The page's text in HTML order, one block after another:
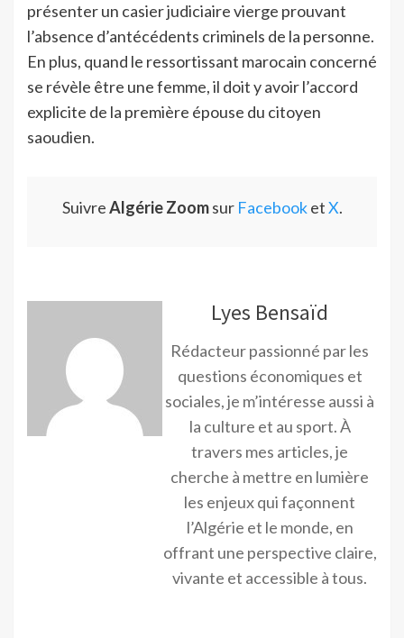
présenter un casier judiciaire vierge prouvant
l’absence d’antécédents criminels de la personne.
En plus, quand le ressortissant marocain concerné
se révèle être une femme, il doit y avoir l’accord
explicite de la première épouse du citoyen
saoudien.
SuivreAlgérie Zoomsur FacebooketX.
Lyes Bensaïd
Rédacteur passionné par les
questions économiques et
sociales, je m’intéresse aussi à
la culture et au sport. À
travers mes articles, je
cherche à mettre en lumière
les enjeux qui façonnent
l’Algérie et le monde, en
offrant une perspective claire,
vivante et accessible à tous.